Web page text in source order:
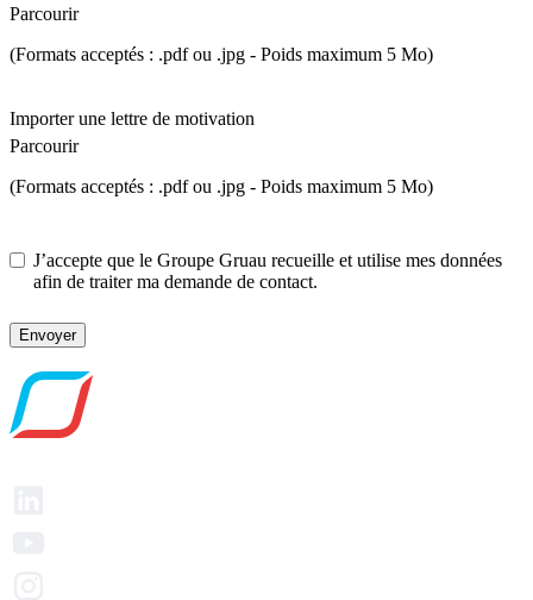
Parcourir
(Formats acceptés : .pdf ou .jpg - Poids maximum 5 Mo)
Importer une lettre de motivation
Parcourir
(Formats acceptés : .pdf ou .jpg - Poids maximum 5 Mo)
J’accepte que le Groupe Gruau recueille et utilise mes données
afin de traiter ma demande de contact.
Envoyer